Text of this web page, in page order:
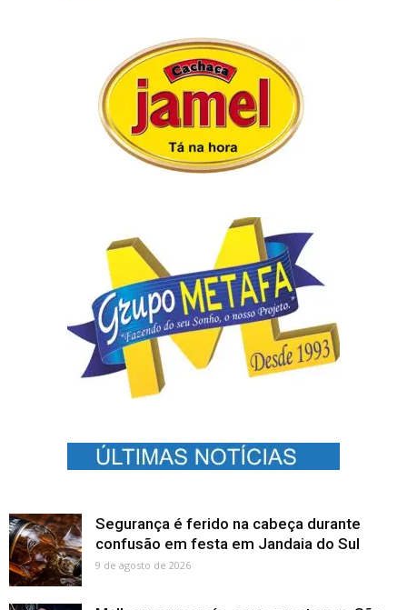
Segurança é ferido na cabeça durante
confusão em festa em Jandaia do Sul
9 de agosto de 2026